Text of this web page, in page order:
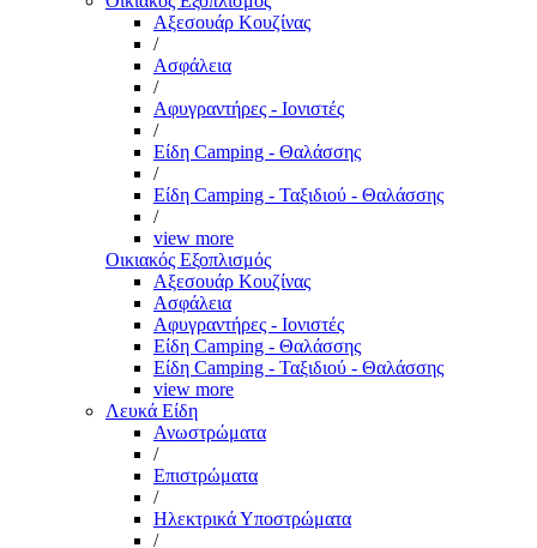
Αξεσουάρ Κουζίνας
/
Ασφάλεια
/
Αφυγραντήρες - Ιονιστές
/
Είδη Camping - Θαλάσσης
/
Είδη Camping - Ταξιδιού - Θαλάσσης
/
view more
Οικιακός Εξοπλισμός
Αξεσουάρ Κουζίνας
Ασφάλεια
Αφυγραντήρες - Ιονιστές
Είδη Camping - Θαλάσσης
Είδη Camping - Ταξιδιού - Θαλάσσης
view more
Λευκά Είδη
Ανωστρώματα
/
Επιστρώματα
/
Ηλεκτρικά Υποστρώματα
/